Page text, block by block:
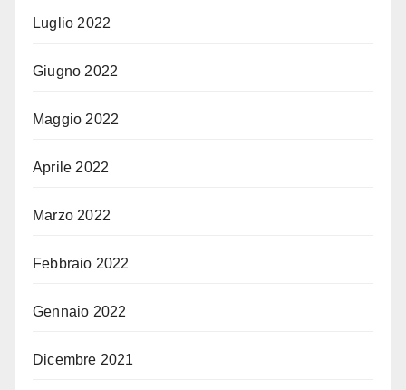
Luglio 2022
Giugno 2022
Maggio 2022
Aprile 2022
Marzo 2022
Febbraio 2022
Gennaio 2022
Dicembre 2021